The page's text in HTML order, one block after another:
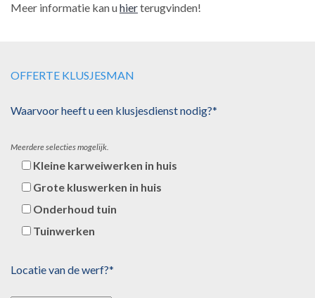
Meer informatie kan uhierterugvinden!
OFFERTE KLUSJESMAN
Waarvoor heeft u een klusjesdienst nodig?*
Meerdere selecties mogelijk.
Kleine karweiwerken in huis
Grote kluswerken in huis
Onderhoud tuin
Tuinwerken
Locatie van de werf?*